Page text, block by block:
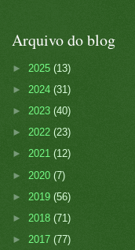
Arquivo do blog
► 2025 (13)
► 2024 (31)
► 2023 (40)
► 2022 (23)
► 2021 (12)
► 2020 (7)
► 2019 (56)
► 2018 (71)
► 2017 (77)